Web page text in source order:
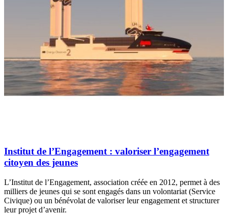
Institut de l’Engagement : valoriser l’engagement
citoyen des jeunes
L’Institut de l’Engagement, association créée en 2012, permet à des
milliers de jeunes qui se sont engagés dans un volontariat (Service
Civique) ou un bénévolat de valoriser leur engagement et structurer
leur projet d’avenir.